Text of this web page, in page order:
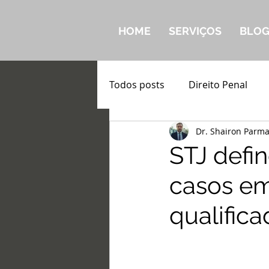
HOME SERVIÇOS BLOG
Todos posts Direito Penal
STJ
casos
Dr. Shairon